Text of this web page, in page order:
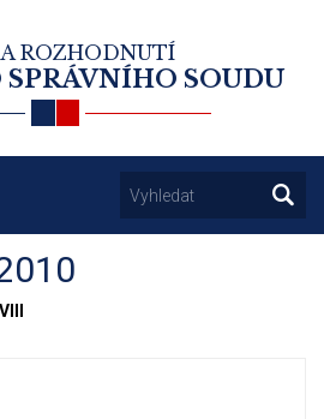
ROZHODNUTÍ
SPRÁVNÍHO SOUDU
VIII